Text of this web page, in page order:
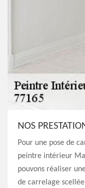
NOS
Pour une pose de
peintre intérieur
pouvons réaliser
de carrelage